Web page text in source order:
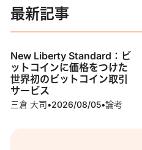
最新記事
New Liberty Standard：ビ
ットコインに価格をつけた
世界初のビットコイン取引
サービス
三倉 大司•2026/08/05•論考